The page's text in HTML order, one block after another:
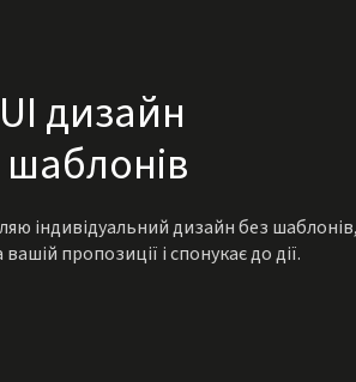
дизайн
індивідуальний дизайн без
вашій пропозиції і спонукає до дії.